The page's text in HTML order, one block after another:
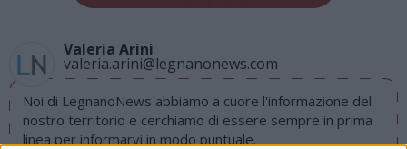
Valeria Arini
valeria.arini@legnanonews.com
Noi di LegnanoNews abbiamo a cuore l'informazione del
nostro territorio e cerchiamo di essere sempre in prima
linea per informarvi in modo puntuale.